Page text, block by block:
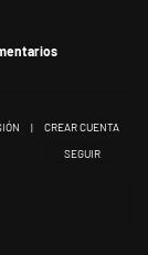
SIGA ESTA
SEGUIR
| CREAR CUENTA